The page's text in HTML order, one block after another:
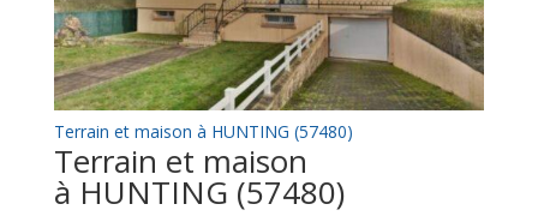
Terrain et maison à HUNTING (57480)
Terrain et maison
à HUNTING (57480)